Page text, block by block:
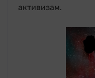
активизам.